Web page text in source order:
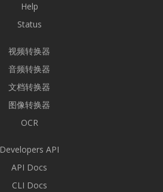
Help
Status
视频转换器
音频转换器
文档转换器
图像转换器
OCR
Developers API
API Docs
CLI Docs